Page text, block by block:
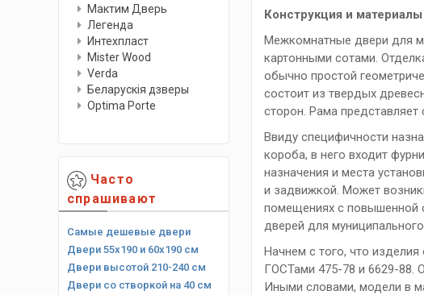
Мактим Дверь
Легенда
Интехпласт
Мister Wood
Verda
Беларускiя дзверы
Optima Porte
Часто
спрашивают
Самые дешевые двери
Двери 55х190 и 60х190 см
Двери высотой 210-240 см
Двери со створкой на 40 см
Конструкция и материалы
Межкомнатные двери для
картонными сотами.
обычно простой
состоит из твердых
сторон. Рама
Ввиду специфичности
короба, в него входит
назначения и места
и задвижкой. Может
помещениях с повышенной
дверей для
Начнем с того, что
ГОСТами 475-78 и 6629-88.
Иными словами, модели в